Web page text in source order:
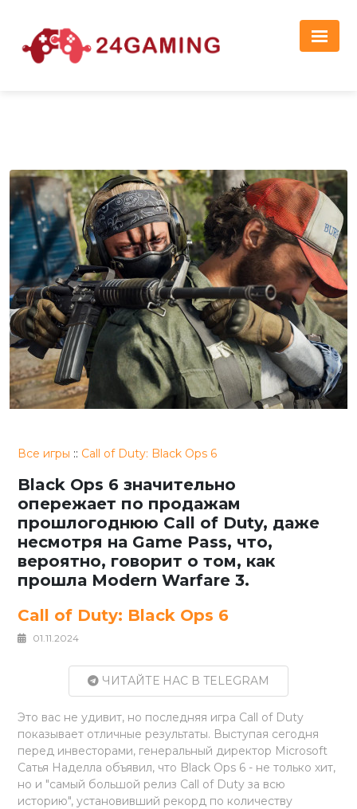
Все игры :: Call of Duty: Black Ops 6
Black Ops 6 значительно
опережает по продажам
прошлогоднюю Call of Duty, даже
несмотря на Game Pass, что,
вероятно, говорит о том, как
прошла Modern Warfare 3.
Call of Duty: Black Ops 6
01.11.2024
ЧИТАЙТЕ НАС В TELEGRAM
Это вас не удивит, но последняя игра Call of Duty
показывает отличные результаты. Выступая сегодня
перед инвесторами, генеральный директор Microsoft
Сатья Наделла объявил, что Black Ops 6 - не только хит,
но и "самый большой релиз Call of Duty за всю
историю", установивший рекорд по количеству